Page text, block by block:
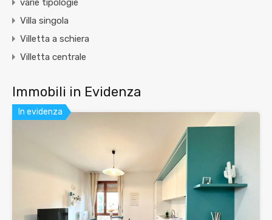
varie tipologie
Villa singola
Villetta a schiera
Villetta centrale
Immobili in Evidenza
In evidenza